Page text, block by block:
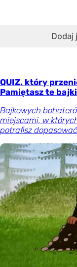
Dodaj
QUIZ, który
Pamiętasz te
Bajkowych
miejscami, w
potrafisz